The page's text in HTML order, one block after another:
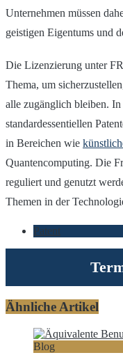
Unternehmen müssen
geistigen Eigentums und
Die Lizenzierung unter
Thema, um
alle zugänglich bleiben.
standardessentiellen
in Bereichen wie
Quantencomputing. Die
reguliert und genutzt
Themen in der
Patent
Ähnliche Artikel
Blog